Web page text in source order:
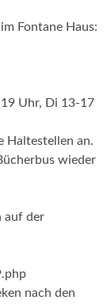
Fontane Haus:
Uhr, Di 13-17
Haltestellen an.
wieder
auf der
nach den